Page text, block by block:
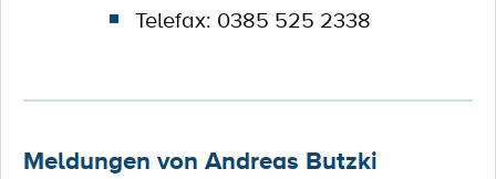
Telefax: 0385 525 2338
Meldungen von Andreas Butzki